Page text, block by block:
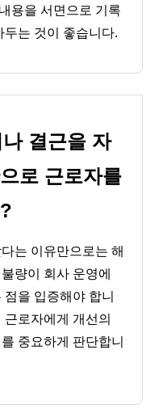
용을 서면으로 기록
는 것이 좋습니다.
결근을 자
로 근로자를
는 이유만으로는 해
량이 회사 운영에
을 입증해야 합니
로자에게 개선의
중요하게 판단합니